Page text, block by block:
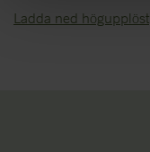
Ladda ned högupplöst